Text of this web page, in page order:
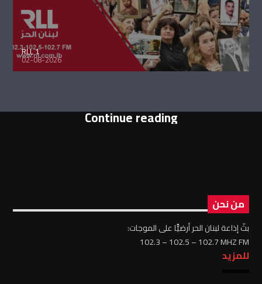
RLL 1
02-08-2026
Continue reading
من نحن
بثّ إذاعة لبنان الحر أرضيًّا على الموجات:
102.3 – 102.5 – 102.7 MHZ FM
للمزيد